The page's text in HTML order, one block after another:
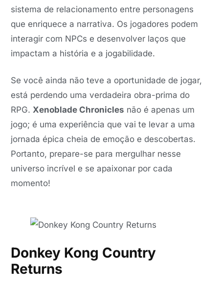
sistema de relacionamento entre personagens
que enriquece a narrativa. Os jogadores podem
interagir com NPCs e desenvolver laços que
impactam a história e a jogabilidade.
Se você ainda não teve a oportunidade de jogar,
está perdendo uma verdadeira obra-prima do
RPG.Xenoblade Chronicles não é apenas um
jogo; é uma experiência que vai te levar a uma
jornada épica cheia de emoção e descobertas.
Portanto, prepare-se para mergulhar nesse
universo incrível e se apaixonar por cada
momento!
Donkey Kong Country
Returns